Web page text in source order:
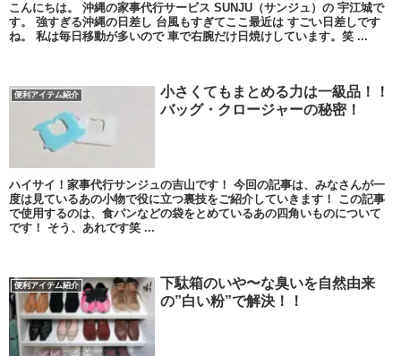
こんにちは。 沖縄の家事代行サービス SUNJU（サンジュ）の 宇江城で
す。 強すぎる沖縄の日差し 台風もすぎてここ最近は すごい日差しです
ね。 私は毎日移動が多いので 車で右腕だけ日焼けしています。笑 ...
便利アイテム紹介
小さくてもまとめる力は一級品！！
バッグ・クロージャーの秘密！
ハイサイ！家事代行サンジュの吉山です！ 今回の記事は、みなさんが一
度は見ているあの小物で役に立つ裏技をご紹介していきます！ この記事
で使用するのは、食パンなどの袋をとめているあの四角いものについて
です！ そう、あれです笑 ...
便利アイテム紹介
下駄箱のいや〜な臭いを自然由来
の”白い粉”で解決！！